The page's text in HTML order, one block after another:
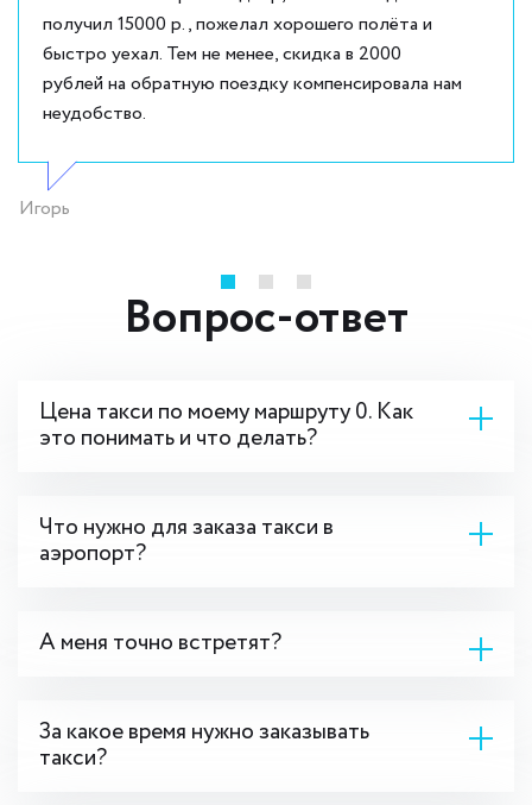
получил 15000 р., пожелал хорошего полёта и
быстро уехал. Тем не менее, скидка в 2000
рублей на обратную поездку компенсировала нам
неудобство.
Игорь
Вопрос-ответ
Цена такси по моему маршруту 0. Как
это понимать и что делать?
Что нужно для заказа такси в
аэропорт?
А меня точно встретят?
За какое время нужно заказывать
такси?